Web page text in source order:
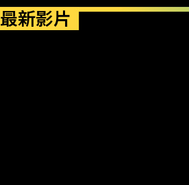
最新影片